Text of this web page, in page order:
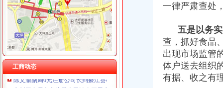
重庆信同广告有限公司 渝沙50万 （工商注册）
重庆三虹房地产营销策划有限公司
重庆宝鹰汽车销售有限公司
工商动态
市1元注册公司工商局广告处从源头整治医药广告
荣昌县工商局如何一元钱办公司深入开展保持共产党员先进性教育活动
璧山县工商局一元注册公司深入开展保持共产党员先进性教育活动
市重庆一元注册公司工商局召开重庆市企业信用体系建设新闻发布会
巴南区工商分局大力宣传“红盾护农行动”0元注册公司
永川工商局开展节日市1元注册公司场大检查
陈文渝副局0元注册公司长到綦江县检查节日期间食品安全工作
永川工商局免费注册公司认真开展户外广告专项整治工作
一律严肃查处
五是以务
查，抓好食品
出现市场监管
体户送去组织
有据、收之有